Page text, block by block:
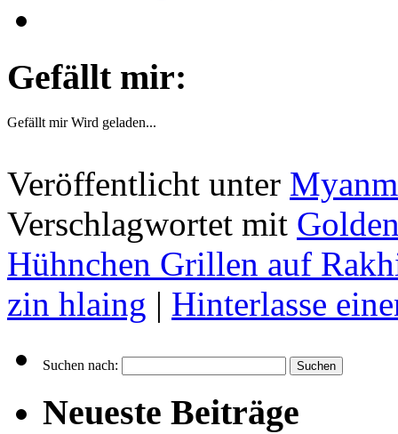
Gefällt mir:
Gefällt mir Wird geladen...
Veröffentlicht unter
Verschlagwortet mit
Hühnchen Grillen auf
zin hlaing | Hinterlasse
Suchen nach:
Neueste Beiträge